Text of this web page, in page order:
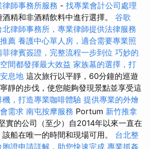
律師事務所服務 - 找專業會計公司處理
精和非酒精飲料中進行選擇。 谷歌
北律師事務所，專業律師提供法律服務
薦 養護中心單人房，適合需要專業照
菲律賓簽證，完整流程一步到位 巧妙的
間都發揮最大效益 家族墓的選擇，打
息地 這次旅行以平靜，60分鐘的巡遊
靜的步伐，使您能夠發現景點並享受這
機，打造專業咖啡體驗 提供專業的外燴
需求 南屯按摩服務 Portum 新竹推拿
實的公司（至少）自2014年以來一直在
船在唯一的時間和現場可用。 台北整
胞證申請詳解，助您快速完成 專業抓姦